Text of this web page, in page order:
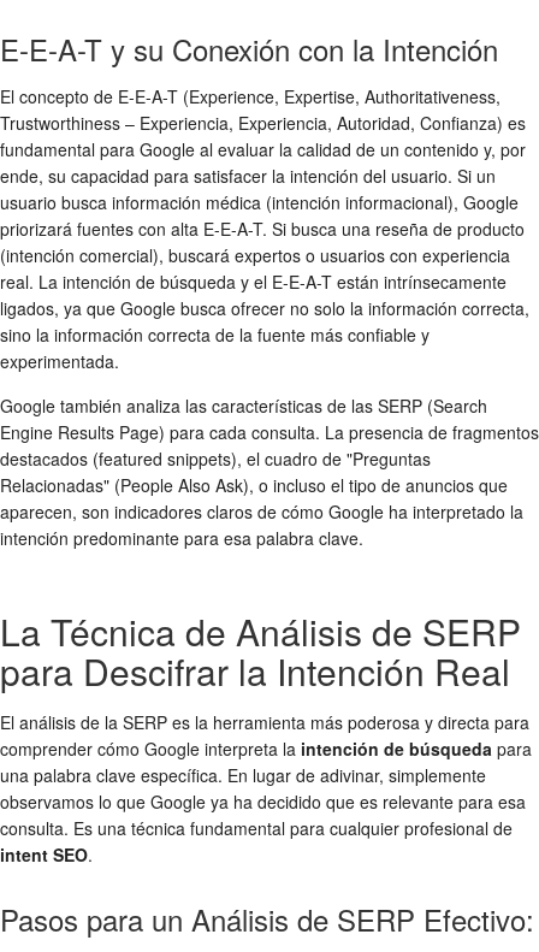
E-E-A-T y su Conexión con la Intención
El concepto de E-E-A-T (Experience, Expertise, Authoritativeness,
Trustworthiness – Experiencia, Experiencia, Autoridad, Confianza) es
fundamental para Google al evaluar la calidad de un contenido y, por
ende, su capacidad para satisfacer la intención del usuario. Si un
usuario busca información médica (intención informacional), Google
priorizará fuentes con alta E-E-A-T. Si busca una reseña de producto
(intención comercial), buscará expertos o usuarios con experiencia
real. La intención de búsqueda y el E-E-A-T están intrínsecamente
ligados, ya que Google busca ofrecer no solo la información correcta,
sino la información correcta de la fuente más confiable y
experimentada.
Google también analiza las características de las SERP (Search
Engine Results Page) para cada consulta. La presencia de fragmentos
destacados (featured snippets), el cuadro de "Preguntas
Relacionadas" (People Also Ask), o incluso el tipo de anuncios que
aparecen, son indicadores claros de cómo Google ha interpretado la
intención predominante para esa palabra clave.
La Técnica de Análisis de SERP
para Descifrar la Intención Real
El análisis de la SERP es la herramienta más poderosa y directa para
comprender cómo Google interpreta la intención de búsqueda para
una palabra clave específica. En lugar de adivinar, simplemente
observamos lo que Google ya ha decidido que es relevante para esa
consulta. Es una técnica fundamental para cualquier profesional de
intent SEO.
Pasos para un Análisis de SERP Efectivo: